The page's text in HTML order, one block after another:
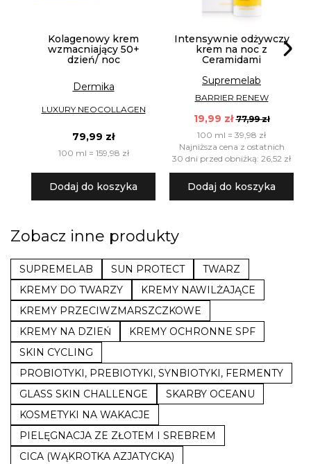
Kolagenowy krem
wzmacniający 50+
dzień/ noc
Dermika
LUXURY NEOCOLLAGEN
79,99 zł
100 ml = 159,98 zł
Dodaj do koszyka
Intensywnie odżywczy
krem na noc z
Ceramidami
Supremelab
BARRIER RENEW
19,99 zł 77,99 zł
100 ml = 39,98 zł
Najniższa cena z ostatnich
30 dni przed obniżką: 26,52 zł
Dodaj do koszyka
Zobacz inne produkty
SUPREMELAB SUN PROTECT
TWARZ
KREMY DO TWARZY
KREMY NAWILŻAJĄCE
KREMY PRZECIWZMARSZCZKOWE
KREMY NA DZIEŃ
KREMY OCHRONNE SPF
SKIN CYCLING
PROBIOTYKI, PREBIOTYKI, SYNBIOTYKI, FERMENTY
GLASS SKIN CHALLENGE
SKARBY OCEANU
KOSMETYKI NA WAKACJE
PIELĘGNACJA ZE ZŁOTEM I SREBREM
CICA (WĄKROTKA AZJATYCKA)